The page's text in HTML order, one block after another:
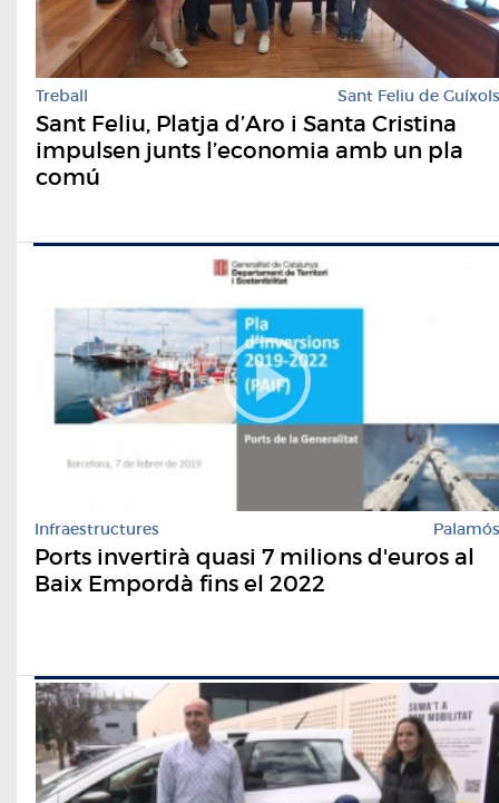
Treball Sant Feliu de Guíxols
Sant Feliu, Platja d’Aro i Santa Cristina
impulsen junts l’economia amb un pla
comú
Infraestructures Palamós
Ports invertirà quasi 7 milions d'euros al
Baix Empordà fins el 2022